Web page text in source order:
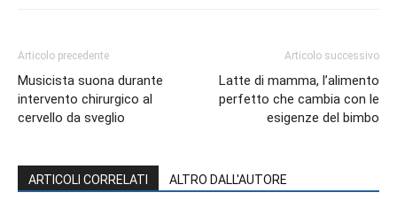
Articolo precedente
Musicista suona durante
intervento chirurgico al
cervello da sveglio
Articolo successivo
Latte di mamma, l’alimento
perfetto che cambia con le
esigenze del bimbo
ARTICOLI CORRELATI ALTRO DALL'AUTORE